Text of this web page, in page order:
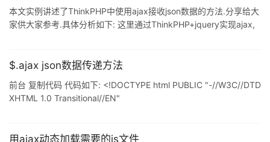
实现异步刷新的内容使用 iframe标签包裹, A.对iframe实现
本文实例讲述了ThinkPHP中使用ajax接收json数据的方法.分享给大
家供大家参考.具体分析如下: 这里通过ThinkPHP+jquery实现ajax,
ThinkPHP不解析JavaScript里的ThinkPHP常量,所以需要先在这里
$.ajax json数据传递方法
前台 复制代码 代码如下: <!DOCTYPE html PUBLIC "-//W3C//DTD
XHTML 1.0 Transitional//EN"
无标题页&l
用ajax动态加载需要的js文件